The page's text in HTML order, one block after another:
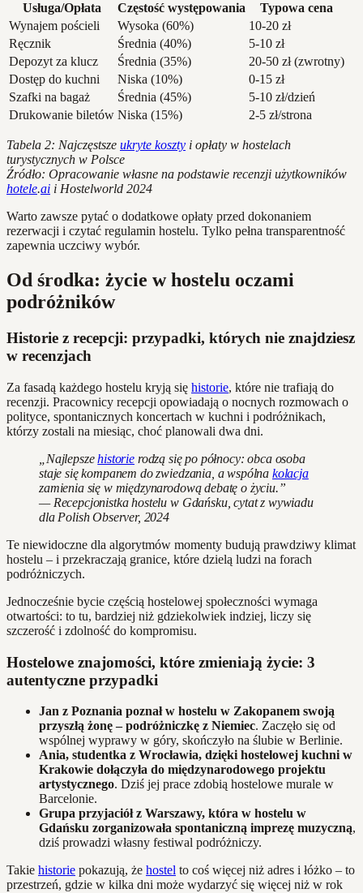
Usługa/Opłata Częstość występowania
Typowa cena
Wynajem pościeli
Wysoka (60%)
10-20 zł
Ręcznik
Średnia (40%)
5-10 zł
Depozyt za klucz
Średnia (35%)
20-50 zł (zwrotny)
Dostęp do kuchni
Niska (10%)
0-15 zł
Szafki na bagaż
Średnia (45%)
5-10 zł/dzień
Drukowanie biletów Niska (15%) 2-5 zł/strona
Tabela 2: Najczęstsze ukryte koszty i opłaty w hostelach
turystycznych w Polsce
Źródło: Opracowanie własne na podstawie recenzji użytkowników
hotele.ai i Hostelworld 2024
Warto zawsze pytać o dodatkowe opłaty przed dokonaniem
rezerwacji i czytać regulamin hostelu. Tylko pełna transparentność
zapewnia uczciwy wybór.
Od środka: życie w hostelu oczami
podróżników
Historie z recepcji: przypadki, których nie znajdziesz
w recenzjach
Za fasadą każdego hostelu kryją się historie, które nie trafiają do
recenzji. Pracownicy recepcji opowiadają o nocnych rozmowach o
polityce, spontanicznych koncertach w kuchni i podróżnikach,
którzy zostali na miesiąc, choć planowali dwa dni.
„Najlepszehistorierodzą się po północy: obca osoba
staje się kompanem do zwiedzania, a wspólna kolacja
zamienia się w międzynarodową debatę o życiu.”
— Recepcjonistka hostelu w Gdańsku, cytat z wywiadu
dla Polish Observer, 2024
Te niewidoczne dla algorytmów momenty budują prawdziwy klimat
hostelu – i przekraczają granice, które dzielą ludzi na forach
podróżniczych.
Jednocześnie bycie częścią hostelowej społeczności wymaga
otwartości: to tu, bardziej niż gdziekolwiek indziej, liczy się
szczerość i zdolność do kompromisu.
Hostelowe znajomości, które zmieniają życie: 3
autentyczne przypadki
Jan z Poznania poznał w hostelu w Zakopanem swoją
przyszłą żonę – podróżniczkę z Niemiec. Zaczęło się od
wspólnej wyprawy w góry, skończyło na ślubie w Berlinie.
Ania, studentka z Wrocławia, dzięki hostelowej kuchni w
Krakowie dołączyła do międzynarodowego projektu
artystycznego. Dziś jej prace zdobią hostelowe murale w
Barcelonie.
Grupa przyjaciół z Warszawy, która w hostelu w
Gdańsku zorganizowała spontaniczną imprezę muzyczną,
dziś prowadzi własny festiwal podróżniczy.
Takie historie pokazują, że hostel to coś więcej niż adres i łóżko – to
przestrzeń, gdzie w kilka dni może wydarzyć się więcej niż w rok